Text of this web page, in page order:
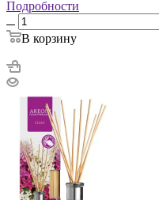
Подробности
В корзину